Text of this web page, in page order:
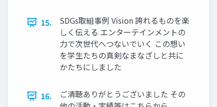
15.
SDGs取組事例 Vision 誇れるものを楽
しく伝える エンターテインメントの
力で次世代へつないでいく この想い
を学生たちの真剣なまなざしと共に
かたちにしました
16.
ご清聴ありがとうございました その